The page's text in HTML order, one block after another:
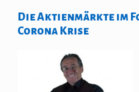
Die Aktienmärkte im
Corona Krise